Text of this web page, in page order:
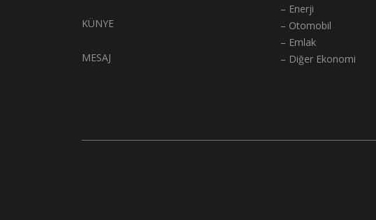
KÜNYE
MESAJ
– Enerji
– Otomobil
– Emlak
– Diğer Ekonomi